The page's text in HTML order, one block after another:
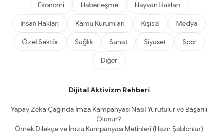
Ekonomi Haberleşme Hayvan Hakları
İnsan Hakları Kamu Kurumları Kişisel Medya
Özel Sektör Sağlık Sanat Siyaset Spor
Diğer
Dijital Aktivizm Rehberi
Yapay Zeka Çağında İmza Kampanyası Nasıl Yürütülür ve Başarılı
Olunur?
Örnek Dilekçe ve İmza Kampanyası Metinleri (Hazır Şablonlar)